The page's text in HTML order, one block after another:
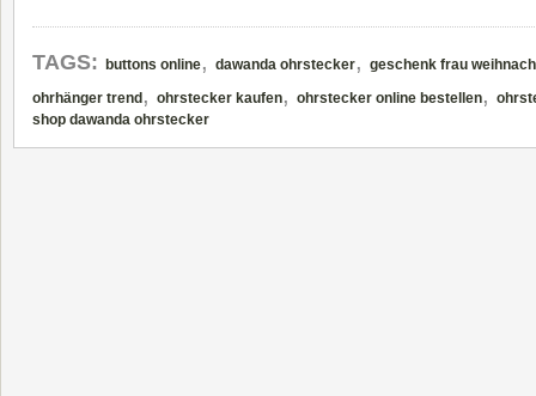
TAGS: buttons online, dawanda ohrstecker, geschenk frau
ohrhänger trend , ohrstecker kaufen, ohrstecker online bestellen,
shop dawanda ohrstecker